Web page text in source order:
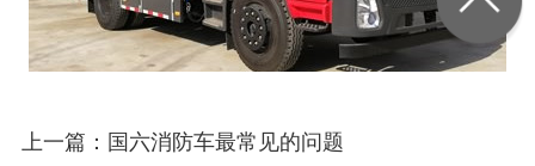
上一篇：国六消防车最常见的问题